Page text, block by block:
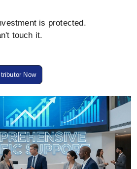
is protected.
touch it.
Now